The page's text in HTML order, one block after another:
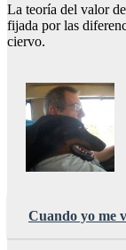
La teoría del valor
fijada por las
ciervo.
Cuando yo me